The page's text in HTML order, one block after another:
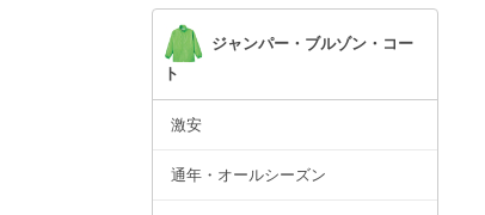
ジャンパー・ブルゾン・コー
ト
激安
通年・オールシーズン